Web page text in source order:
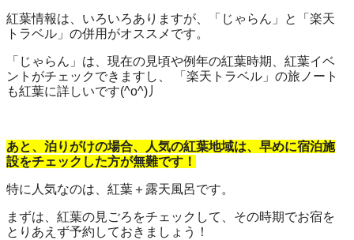
紅葉情報は、いろいろありますが、「じゃらん」と「楽天
トラベル」の併用がオススメです。
「じゃらん」は、現在の見頃や例年の紅葉時期、紅葉イベ
ントがチェックできますし、 「楽天トラベル」の旅ノート
も紅葉に詳しいです(^o^)丿
あと、泊りがけの場合、人気の紅葉地域は、早めに宿泊施
設をチェックした方が無難です！
特に人気なのは、紅葉＋露天風呂です。
まずは、紅葉の見ごろをチェックして、その時期でお宿を
とりあえず予約しておきましょう！